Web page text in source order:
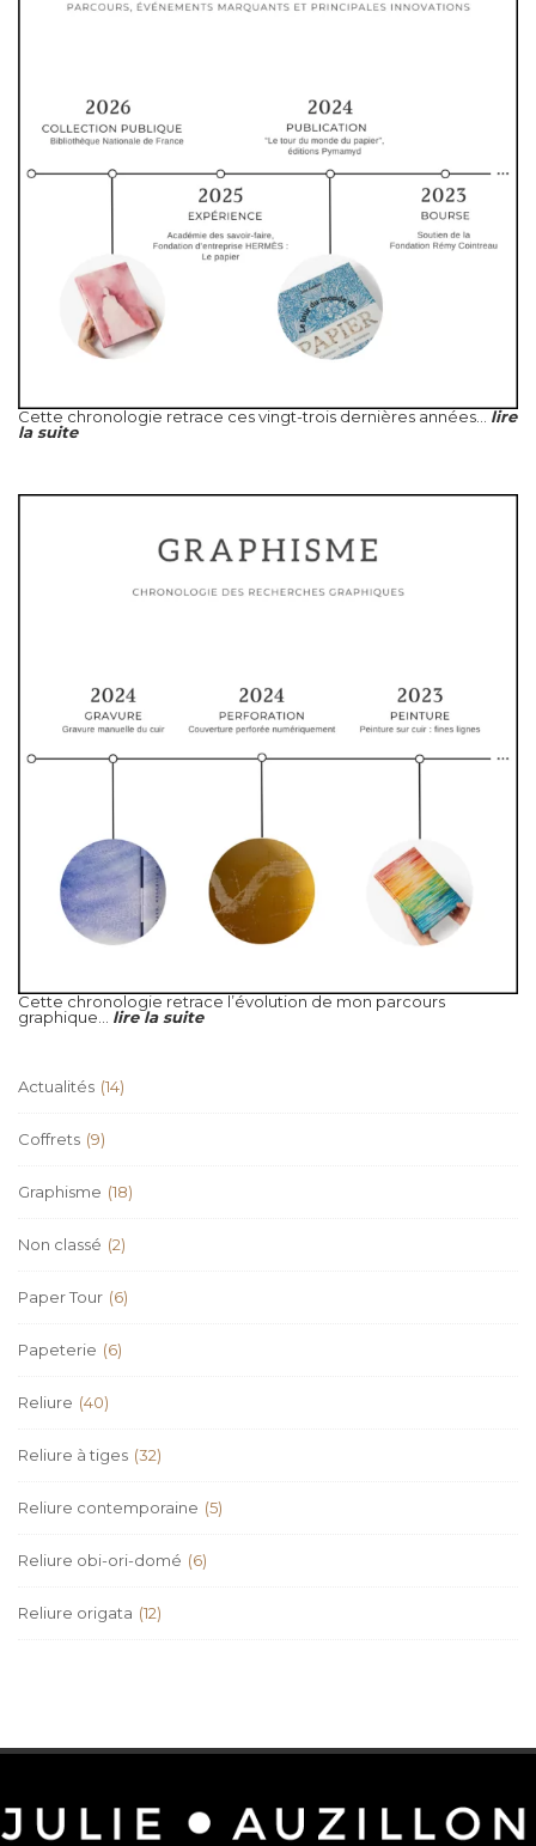
Cette chronologie retrace ces vingt-trois dernières années... lire
la suite
Cette chronologie retrace l’évolution de mon parcours
graphique... lire la suite
Actualités (14)
Coffrets (9)
Graphisme (18)
Non classé (2)
Paper Tour (6)
Papeterie (6)
Reliure (40)
Reliure à tiges (32)
Reliure contemporaine (5)
Reliure obi-ori-domé (6)
Reliure origata (12)